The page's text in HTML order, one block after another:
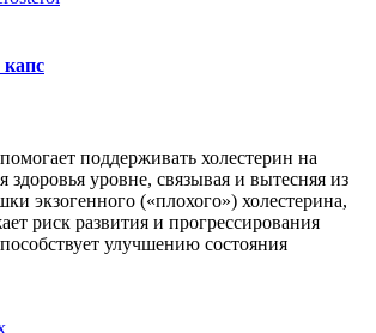
капс
помогает поддерживать холестерин на
здоровья уровне, связывая и вытесняя из
экзогенного («плохого») холестерина,
риск развития и прогрессирования
улучшению состояния